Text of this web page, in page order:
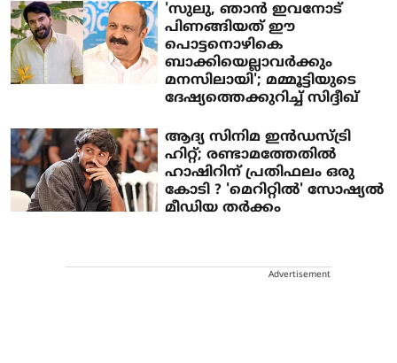
'സുലു, ഞാന്‍ ഇവനോട്
പിണങ്ങിയത് ഈ
പൊട്ടനൊഴികെ
ബാക്കിയെല്ലാവര്‍ക്കും
മനസിലായി'; മമ്മൂട്ടിയുടെ
ദേഷ്യത്തെക്കുറിച്ച് സിദ്ദീഖ്
ആദ്യ സിനിമ ഇന്‍ഡസ്ട്രി
ഹിറ്റ്; രണ്ടാമത്തേതില്‍
ഹാഷിറിന് പ്രതിഫലം ഒരു
കോടി ? 'മെറിറ്റില്‍' സോഷ്യല്‍
മീഡിയ തര്‍ക്കം
Advertisement